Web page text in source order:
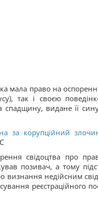
мала право на
так і своєю
видане її
за корупційний
свідоцтва про
позивач, а тому
визнання недійсним
реєстраційного